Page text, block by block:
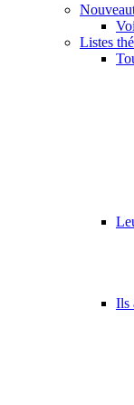
Listes
Ils